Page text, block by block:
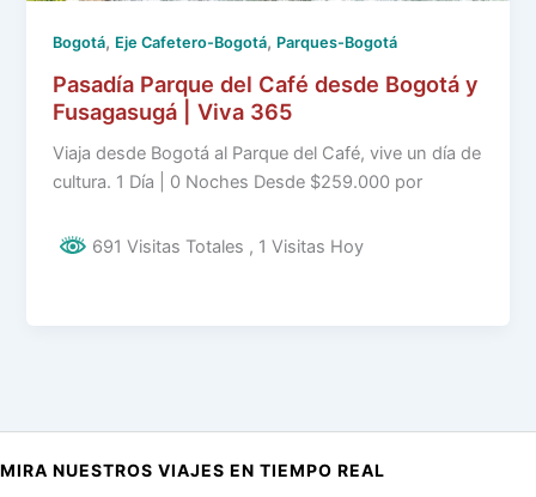
Bogotá, Eje Cafetero-Bogotá, Parques-Bogotá
Pasadía Parque del Café desde Bogotá y
Fusagasugá | Viva 365
Viaja desde Bogotá al Parque del Café, vive un día de
cultura. 1 Día | 0 Noches Desde $259.000 por
691 Visitas Totales , 1 Visitas Hoy
MIRA NUESTROS VIAJES EN TIEMPO REAL